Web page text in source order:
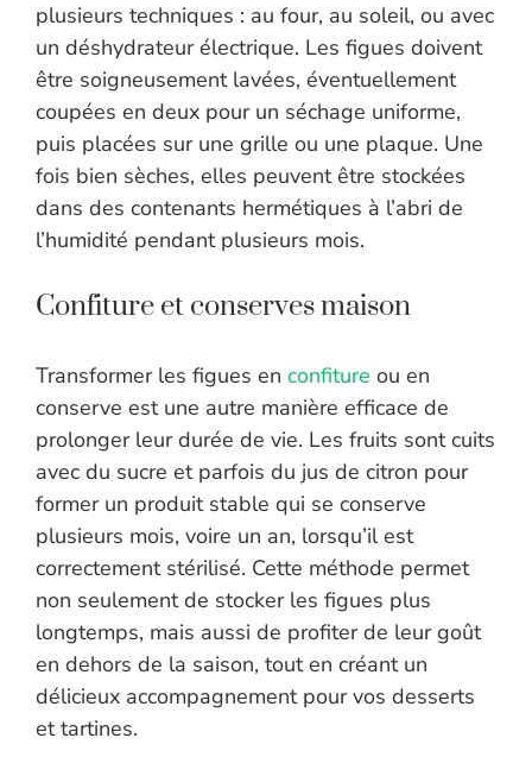
plusieurs techniques : au four, au soleil, ou avec
un déshydrateur électrique. Les figues doivent
être soigneusement lavées, éventuellement
coupées en deux pour un séchage uniforme,
puis placées sur une grille ou une plaque. Une
fois bien sèches, elles peuvent être stockées
dans des contenants hermétiques à l’abri de
l’humidité pendant plusieurs mois.
Confiture et conserves maison
Transformer les figues en confiture ou en
conserve est une autre manière efficace de
prolonger leur durée de vie. Les fruits sont cuits
avec du sucre et parfois du jus de citron pour
former un produit stable qui se conserve
plusieurs mois, voire un an, lorsqu’il est
correctement stérilisé. Cette méthode permet
non seulement de stocker les figues plus
longtemps, mais aussi de profiter de leur goût
en dehors de la saison, tout en créant un
délicieux accompagnement pour vos desserts
et tartines.